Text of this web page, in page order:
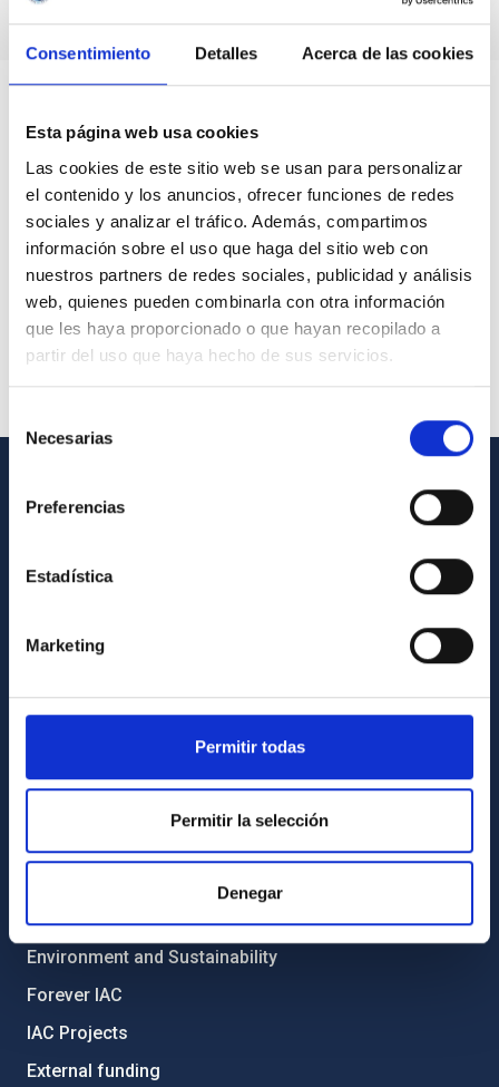
Consentimiento Detalles Acerca de las cookies
Esta página web usa cookies
Las cookies de este sitio web se usan para personalizar
el contenido y los anuncios, ofrecer funciones de redes
sociales y analizar el tráfico. Además, compartimos
información sobre el uso que haga del sitio web con
nuestros partners de redes sociales, publicidad y análisis
web, quienes pueden combinarla con otra información
que les haya proporcionado o que hayan recopilado a
partir del uso que haya hecho de sus servicios.
de Necesarias
Preferencias
Estadística
Marketing
Permitir todas
Permitir la selección
Denegar
GENERAL INFORMATION
How to get to the IAC
General register
Code of ethics and anti-fraud policy
Gender equality and diversity
Environment and Sustainability
Forever IAC
IAC Projects
External funding